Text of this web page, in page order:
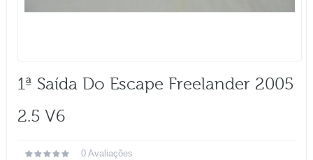
1ª Saída Do Escape Freelander 2005
2.5 V6
0 Avaliações